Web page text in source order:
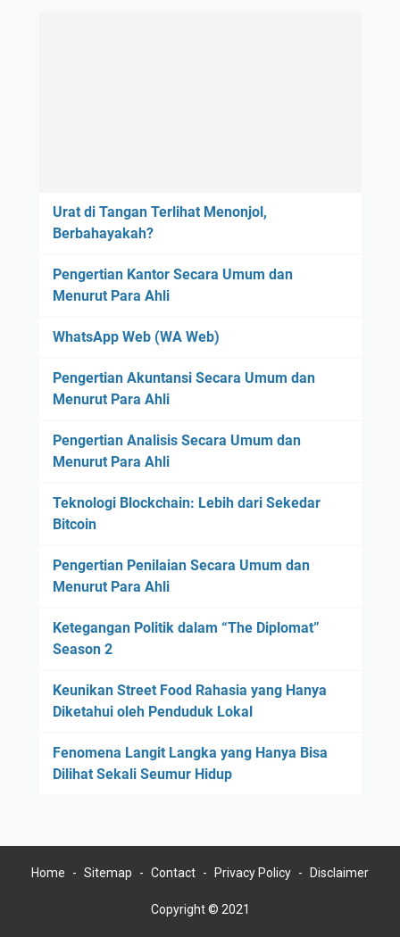
Urat di Tangan Terlihat Menonjol,
Berbahayakah?
Pengertian Kantor Secara Umum dan
Menurut Para Ahli
WhatsApp Web (WA Web)
Pengertian Akuntansi Secara Umum dan
Menurut Para Ahli
Pengertian Analisis Secara Umum dan
Menurut Para Ahli
Teknologi Blockchain: Lebih dari Sekedar
Bitcoin
Pengertian Penilaian Secara Umum dan
Menurut Para Ahli
Ketegangan Politik dalam “The Diplomat”
Season 2
Keunikan Street Food Rahasia yang Hanya
Diketahui oleh Penduduk Lokal
Fenomena Langit Langka yang Hanya Bisa
Dilihat Sekali Seumur Hidup
Home Sitemap Contact Privacy Policy Disclaimer
Copyright © 2021